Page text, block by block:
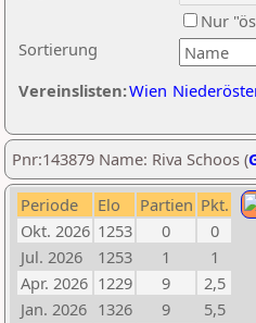
Sortierung
Nur
Vereinslisten:Wien
Pnr:143879 Name: Riva Schoos (
Periode Elo Partien Pkt.
Okt. 2026 1253 0
0
Jul. 2026
1253 1
1
Apr. 2026 1229 9
2,5
Jan. 2026 1326 9
5,5